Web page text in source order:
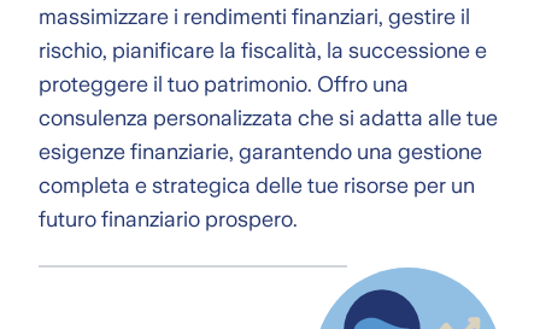
massimizzare i rendimenti finanziari, gestire il
rischio, pianificare la fiscalità, la successione e
proteggere il tuo patrimonio. Offro una
consulenza personalizzata che si adatta alle tue
esigenze finanziarie, garantendo una gestione
completa e strategica delle tue risorse per un
futuro finanziario prospero.